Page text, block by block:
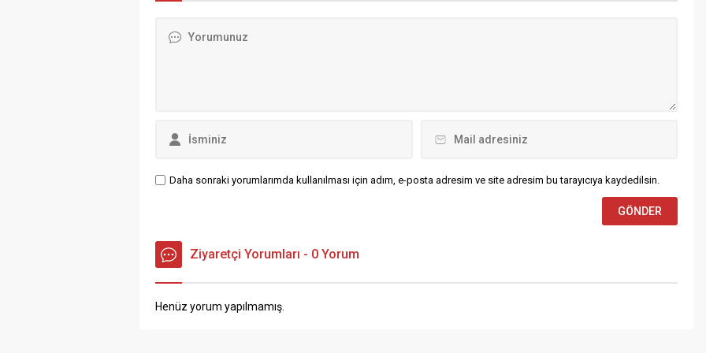
ulaşımı sağlamak amacıyla
sürdürüyor. Yollarda Son
ilçesinde kıskıvrak yakaladı.
Daha sonraki yorumlarımda kullanılması için adım, e-posta adresim ve site adresim bu tarayıcıya kaydedilsin.
Ziyaretçi Yorumları - 0 Yorum
Henüz yorum yapılmamış.